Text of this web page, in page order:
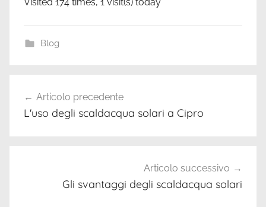
Blog
articoli
Articolo precedente
L'uso degli scaldacqua solari a Cipro
Articolo successivo
Gli svantaggi degli scaldacqua solari